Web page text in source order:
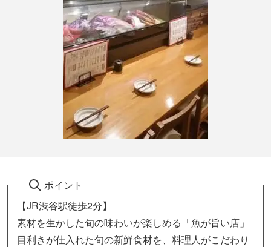
ポイント
【JR渋谷駅徒歩2分】
素材を生かした旬の味わいが楽しめる「魚が旨い店」
目利きが仕入れた旬の新鮮食材を、料理人がこだわり